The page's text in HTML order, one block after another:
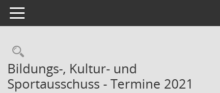
Toggle navigation
Rechercheauswahl
Bildungs-, Kultur- und
Sportausschuss - Termine 2021